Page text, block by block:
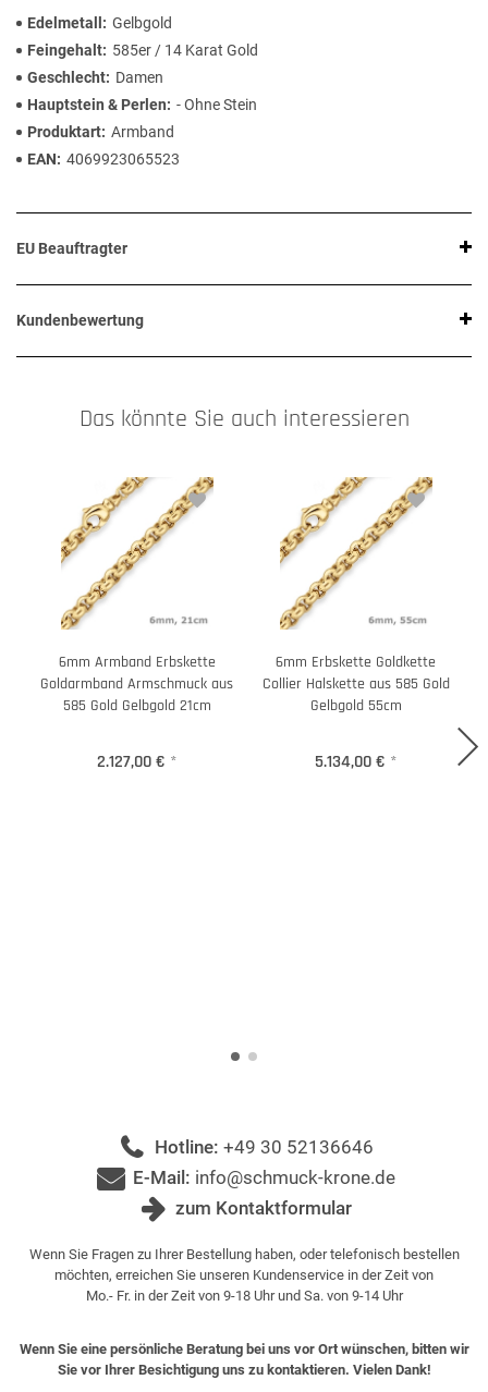
Edelmetall
Gelbgold
Feingehalt
585er / 14 Karat Gold
Geschlecht
Damen
Hauptstein & Perlen
- Ohne Stein
Produktart Armband
EAN
4069923065523
EU Beauftragter
Kundenbewertung
Das könnte Sie auch interessieren
6mm Armband Erbskette
Goldarmband Armschmuck aus
585 Gold Gelbgold 21cm
2.127,00 € *
6mm Erbskette Goldkette
Collier Halskette aus 585 Gold
Gelbgold 55cm
5.134,00 € *
Hotline: +49 30 52136646
E-Mail: info@schmuck-krone.de
zum Kontaktformular
Wenn Sie Fragen zu Ihrer Bestellung haben, oder telefonisch bestellen
möchten, erreichen Sie unseren Kundenservice in der Zeit von
Mo.- Fr. in der Zeit von 9-18 Uhr und Sa. von 9-14 Uhr
Wenn Sie eine persönliche Beratung bei uns vor Ort wünschen, bitten wir
Sie vor Ihrer Besichtigung uns zu kontaktieren. Vielen Dank!